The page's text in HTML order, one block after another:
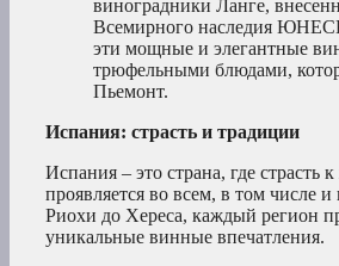
виноградники Ланге,
Всемирного наследия
эти мощные и элегантные
трюфельными блюдами,
Пьемонт.
Испания: страсть и традиции
Испания – это страна, где страсть
проявляется во всем, в том числе
Риохи до Хереса, каждый регион
уникальные винные впечатления.